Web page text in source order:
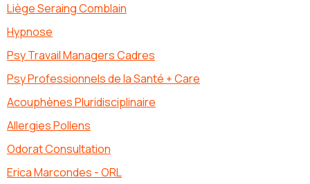
Liège Seraing Comblain
Hypnose
Psy Travail Managers Cadres
Psy Professionnels de la Santé + Care
Acouphènes Pluridisciplinaire
Allergies Pollens
Odorat Consultation
Erica Marcondes - ORL